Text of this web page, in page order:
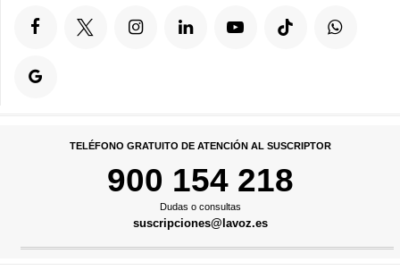
TELÉFONO GRATUITO DE ATENCIÓN AL SUSCRIPTOR
900 154 218
Dudas o consultas
suscripciones@lavoz.es